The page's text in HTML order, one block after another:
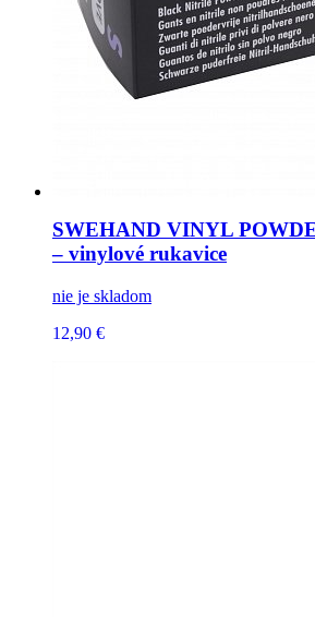
SWEHAND VINYL
– vinylové rukavice
nie je skladom
12,90 €